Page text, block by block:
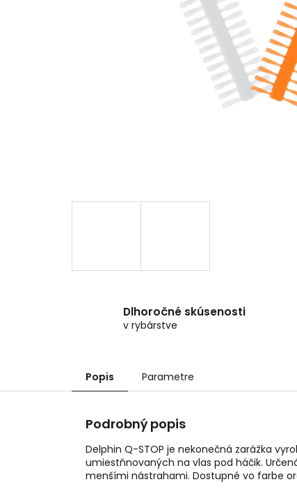
Dlhoročné skúsenosti
v rybárstve
Popis Parametre
Podrobný popis
Delphin Q-STOP je nekonečná zarážka
umiestňnovaných na vlas pod háčik.
menšími nástrahami. Dostupné vo farbe